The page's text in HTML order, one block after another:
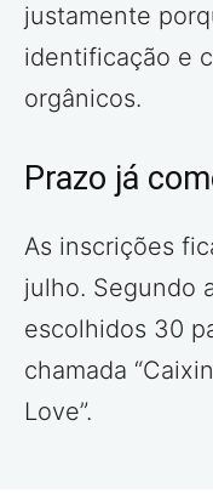
justamente
identificação e
orgânicos.
Prazo já
As inscrições
julho. Segundo
escolhidos 30
chamada
Love”.